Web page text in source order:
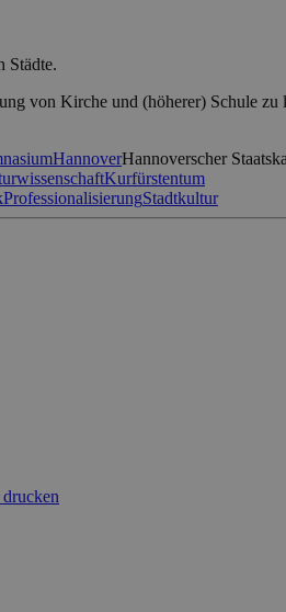
Städte.
von Kirche und (höherer) Schule
HannoverHannoverscher
Kurfürstentum
ProfessionalisierungStadtkultur